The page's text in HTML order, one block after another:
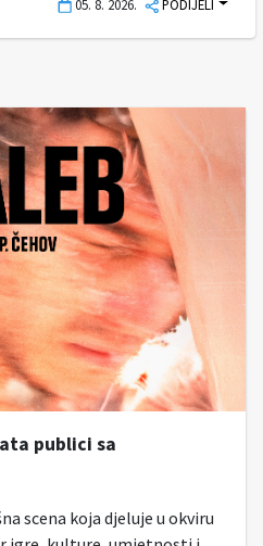
05. 8. 2026. PODIJELI
publici sa
scena koja djeluje u okviru